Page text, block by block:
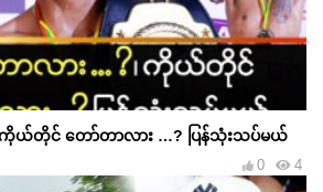
ယ်တိုင် တော်တာလား …? ပြန်သုံးသပ်မယ်
4
0